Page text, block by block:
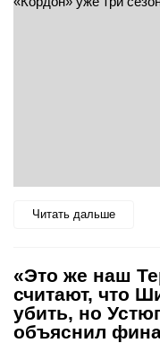
Читать дальше
«Это же наш
считают, что
убить, но
объяснил